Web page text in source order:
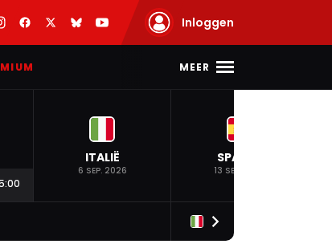
Inloggen
MEER
ITALIË
6 SEP. 2026
SPANJE
13 SEP. 2026